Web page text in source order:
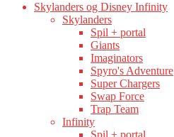
Skylanders og Disney Infinity
Skylanders
Spil + portal
Giants
Imaginators
Spyro's Adventure
Super Chargers
Swap Force
Trap Team
Infinity